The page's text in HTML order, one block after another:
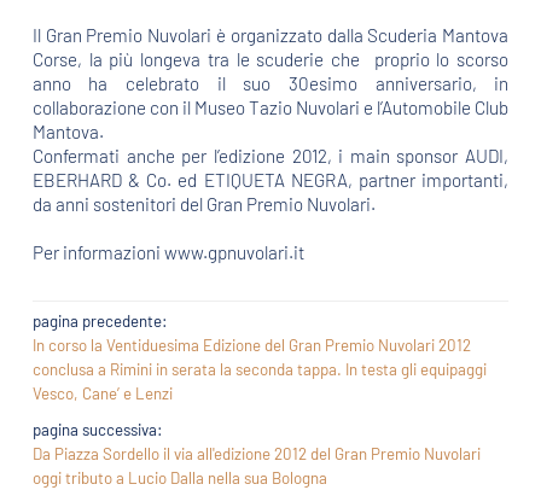
Il Gran Premio Nuvolari è organizzato dalla Scuderia Mantova
Corse, la più longeva tra le scuderie che
proprio lo scorso
anno ha celebrato il suo 30esimo anniversario, in
collaborazione con il Museo Tazio Nuvolari e l’Automobile Club
Mantova.
Confermati anche per l’edizione 2012, i main sponsor AUDI,
EBERHARD & Co. ed ETIQUETA NEGRA, partner importanti,
da anni sostenitori del Gran Premio Nuvolari.
Per informazioni www.gpnuvolari.it
pagina precedente:
In corso la Ventiduesima Edizione del Gran Premio Nuvolari 2012
conclusa a Rimini in serata la seconda tappa. In testa gli equipaggi
Vesco, Cane’ e Lenzi
pagina successiva:
Da Piazza Sordello il via all'edizione 2012 del Gran Premio Nuvolari
oggi tributo a Lucio Dalla nella sua Bologna